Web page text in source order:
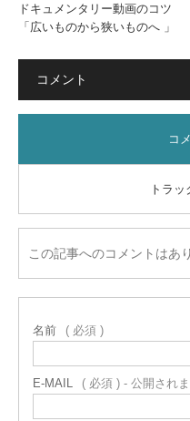
ドキュメンタリー動画のコツ
「広いものから狭いものへ 」
コメント
コ
トラ
この記事へのコメントはあ
名前 ( 必須 )
E-MAIL ( 必須 ) - 公開され